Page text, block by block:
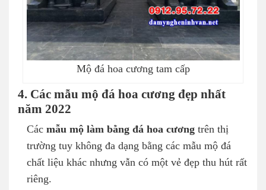
Mộ đá hoa cương tam cấp
4. Các mẫu mộ đá hoa cương đẹp nhất
năm 2022
Các mẫu mộ làm bằng đá hoa cương trên thị
trường tuy không đa dạng bằng các mẫu mộ đá
chất liệu khác nhưng vẫn có một vẻ đẹp thu hút rất
riêng.